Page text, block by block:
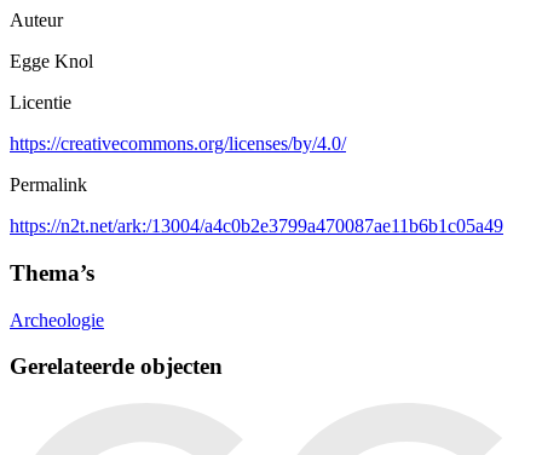
Auteur
Egge Knol
Licentie
https://creativecommons.org/licenses/by/4.0/
Permalink
https://n2t.net/ark:/13004/a4c0b2e3799a470087ae11b6b1c05a49
Thema’s
Archeologie
Gerelateerde objecten